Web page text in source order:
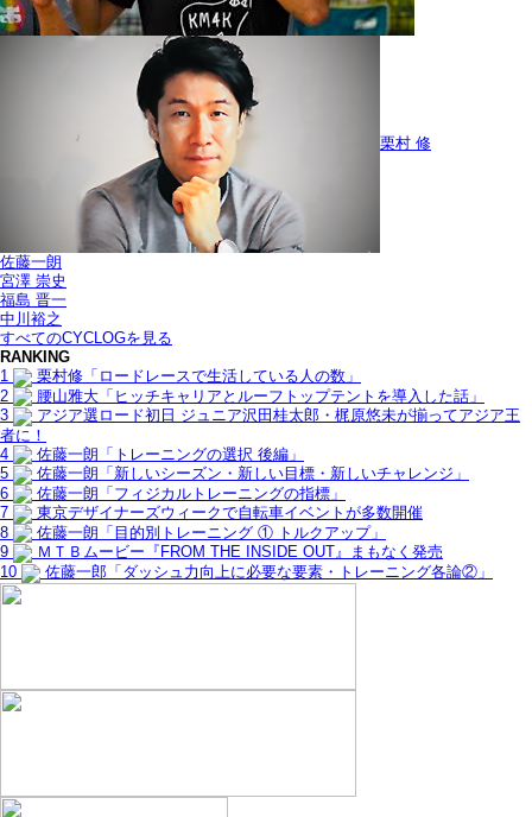
栗村 修
佐藤一朗
宮澤 崇史
福島 晋一
中川裕之
すべてのCYCLOGを見る
RANKING
1
栗村修「ロードレースで生活している人の数」
2
腰山雅大「ヒッチキャリアとルーフトップテントを導入した話」
3
アジア選ロード初日 ジュニア沢田桂太郎・梶原悠未が揃ってアジア王
者に！
4
佐藤一朗「トレーニングの選択 後編」
5
佐藤一朗「新しいシーズン・新しい目標・新しいチャレンジ」
6
佐藤一朗「フィジカルトレーニングの指標」
7
東京デザイナーズウィークで自転車イベントが多数開催
8
佐藤一朗「目的別トレーニング ① トルクアップ」
9
ＭＴＢムービー『FROM THE INSIDE OUT』まもなく発売
10
佐藤一郎「ダッシュ力向上に必要な要素・トレーニング各論②」